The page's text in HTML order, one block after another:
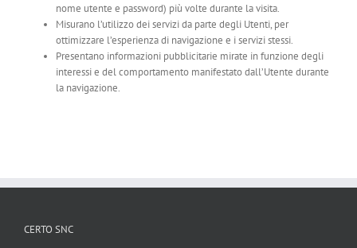
nome utente e password) più volte durante la visita.
Misurano l’utilizzo dei servizi da parte degli Utenti, per
ottimizzare l’esperienza di navigazione e i servizi stessi.
Presentano informazioni pubblicitarie mirate in funzione degli
interessi e del comportamento manifestato dall’Utente durante
la navigazione.
CERTO SNC